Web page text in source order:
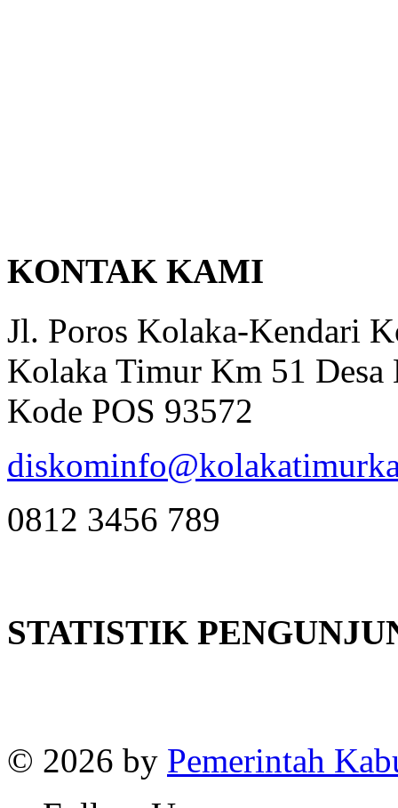
KONTAK KAMI
Jl. Poros Kolaka-Kendari
Kolaka Timur Km 51 Desa
Kode POS 93572
0812 3456 789
STATISTIK
© 2026 by Pemerintah